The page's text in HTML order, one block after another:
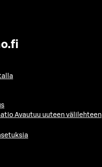
Avautuu uuteen välilehteen